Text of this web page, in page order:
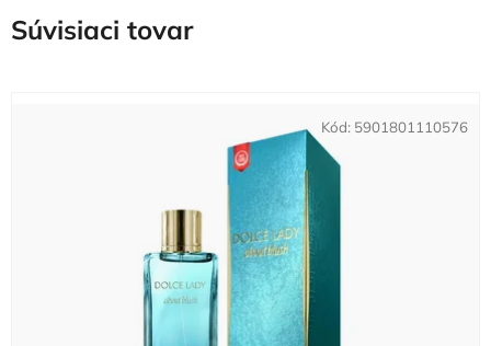
Súvisiaci tovar
Kód: 5901801110576